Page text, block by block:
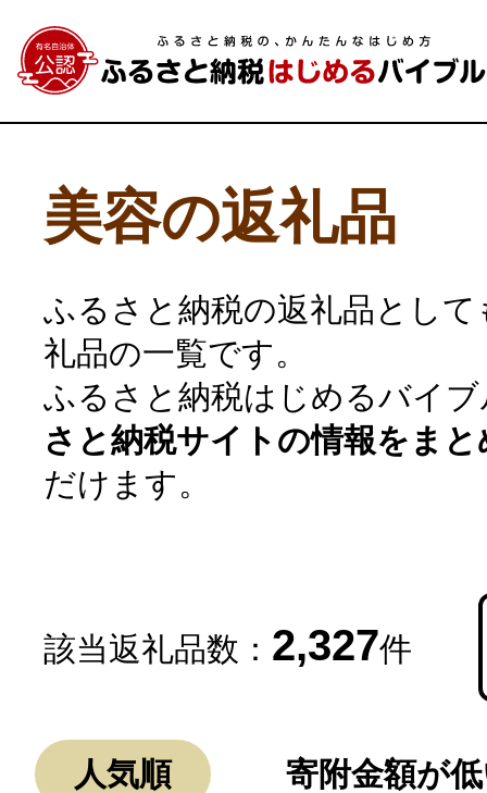
よく見られている返礼品
美容の返礼品
ふるさと納税の返礼品とし
礼品の一覧です。
ふるさと納税はじめるバイ
さと納税サイトの情報をまと
だけます。
該当返礼品数： 2,327件
人気順 寄附金額が